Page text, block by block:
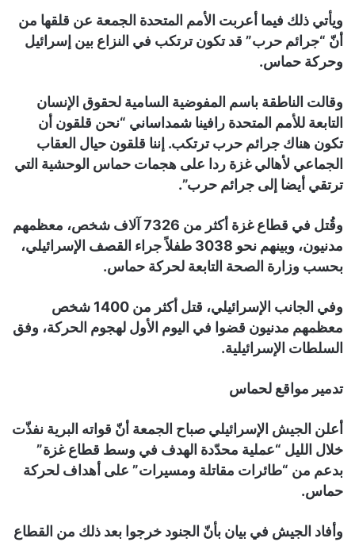
ويأتي ذلك فيما أعربت الأمم المتحدة الجمعة عن قلقها من
أنّ “جرائم حرب” قد تكون ترتكب في النزاع بين إسرائيل
وحركة حماس.
وقالت الناطقة باسم المفوضية السامية لحقوق الإنسان
التابعة للأمم المتحدة رافينا شمداساني “نحن قلقون أن
تكون هناك جرائم حرب ترتكب. إننا قلقون حيال العقاب
الجماعي لأهالي غزة ردا على هجمات حماس الوحشية التي
ترتقي أيضا إلى جرائم حرب”.
وقُتل في قطاع غزة أكثر من 7326 آلاف شخص، معظمهم
مدنيون، وبينهم نحو 3038 طفلاً جراء القصف الإسرائيلي،
بحسب وزارة الصحة التابعة لحركة حماس.
وفي الجانب الإسرائيلي، قتل أكثر من 1400 شخص
معظمهم مدنيون قضوا في اليوم الأول لهجوم الحركة، وفق
السلطات الإسرائيلية.
تدمير مواقع لحماس
أعلن الجيش الإسرائيلي صباح الجمعة أنّ قواته البرية نفذّت
خلال الليل “عملية محدّدة الهدف في وسط قطاع غزة”
بدعم من “طائرات مقاتلة ومسيرات” على أهداف لحركة
حماس.
وأفاد الجيش في بيان بأنّ الجنود خرجوا بعد ذلك من القطاع